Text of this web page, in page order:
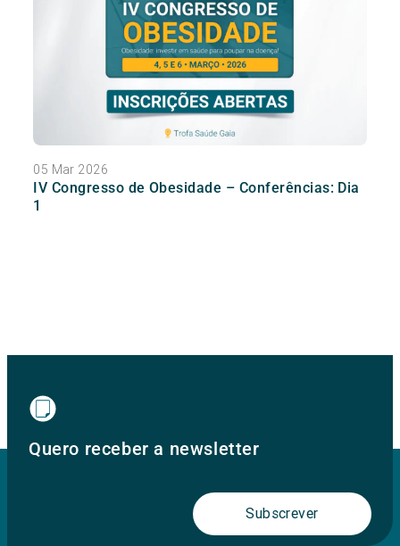
05 Mar 2026
IV Congresso de Obesidade – Conferências: Dia
1
Quero receber a newsletter
Subscrever